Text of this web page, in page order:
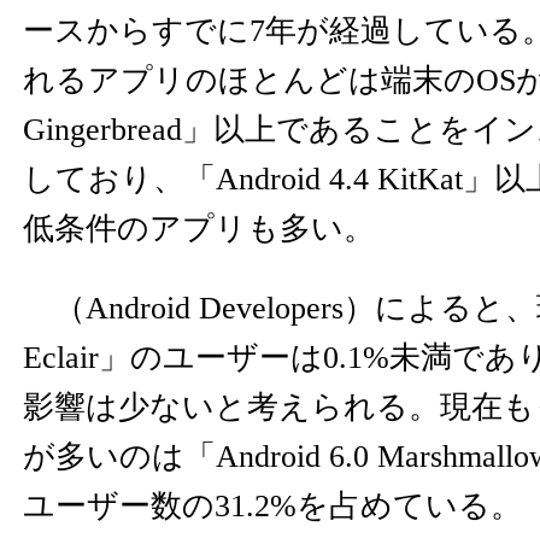
ースからすでに7年が経過している
れるアプリのほとんどは端末のOS
Gingerbread」以上であることをイ
しており、「Android 4.4 KitKat」
低条件のアプリも多い。
（Android Developers）によると
Eclair」のユーザーは0.1%未満であ
影響は少ないと考えられる。現在
が多いのは「Android 6.0
ユーザー数の31.2%を占めている。